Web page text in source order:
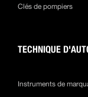
Clés de pompiers
TECHNIQUE
Instruments de